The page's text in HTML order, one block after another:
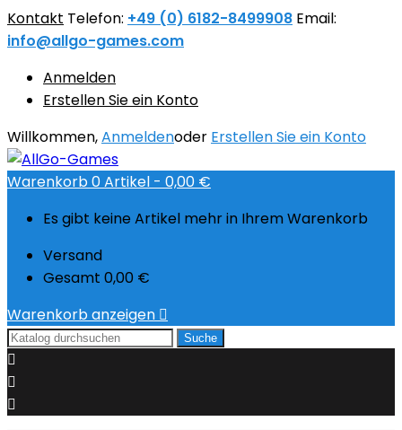
Kontakt Telefon: +49 (0) 6182-8499908 Email:
info@allgo-games.com
Anmelden
Erstellen Sie ein Konto
Willkommen,Anmeldenoder Erstellen Sie ein Konto
Warenkorb0Artikel - 0,00 €
Es gibt keine Artikel mehr in Ihrem Warenkorb
Versand
Gesamt 0,00 €
Warenkorb anzeigen 
Suche


